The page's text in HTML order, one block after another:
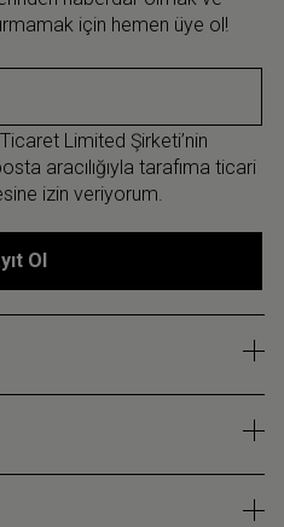
için hemen üye ol!
Limited Şirketi’nin
aracılığıyla tarafıma ticari
izin veriyorum.
Ol